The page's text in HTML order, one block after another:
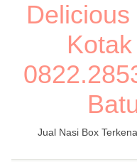
Jual Nasi Box